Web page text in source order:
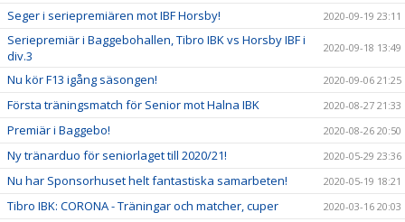
Seger i seriepremiären mot IBF Horsby! 2020-09-19 23:11
Seriepremiär i Baggebohallen, Tibro IBK vs Horsby IBF i
div.3
2020-09-18 13:49
Nu kör F13 igång säsongen! 2020-09-06 21:25
Första träningsmatch för Senior mot Halna IBK 2020-08-27 21:33
Premiär i Baggebo! 2020-08-26 20:50
Ny tränarduo för seniorlaget till 2020/21! 2020-05-29 23:36
Nu har Sponsorhuset helt fantastiska samarbeten! 2020-05-19 18:21
Tibro IBK: CORONA - Träningar och matcher, cuper 2020-03-16 20:03